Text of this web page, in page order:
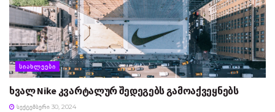
ᲡᲘᲐᲮᲚᲔᲔᲑᲘ
ხვალ Nike კვარტალურ შედეგებს გამოაქვეყნებს
ᲡᲔᲥᲢᲔᲛᲑᲔᲠᲘ 30, 2024